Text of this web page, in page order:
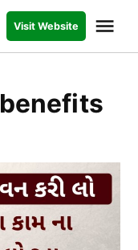
Visit Website